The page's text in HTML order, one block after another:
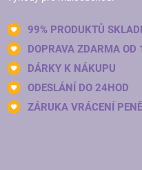
99% PRODUKTŮ
DOPRAVA ZDARMA OD
DÁRKY K NÁKUPU
ODESLÁNÍ DO 24HOD
ZÁRUKA VRÁCENÍ